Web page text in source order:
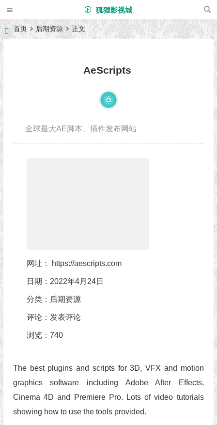
狐狸影视城
首页 后期资源 正文
AeScripts
全球最大AE脚本、插件发布网站
网址： https://aescripts.com
日期：2022年4月24日
分类： 后期资源
评论： 发表评论
浏览：740
The best plugins and scripts for 3D, VFX and motion
graphics software including Adobe After Effects,
Cinema 4D and Premiere Pro. Lots of video tutorials
showing how to use the tools provided.